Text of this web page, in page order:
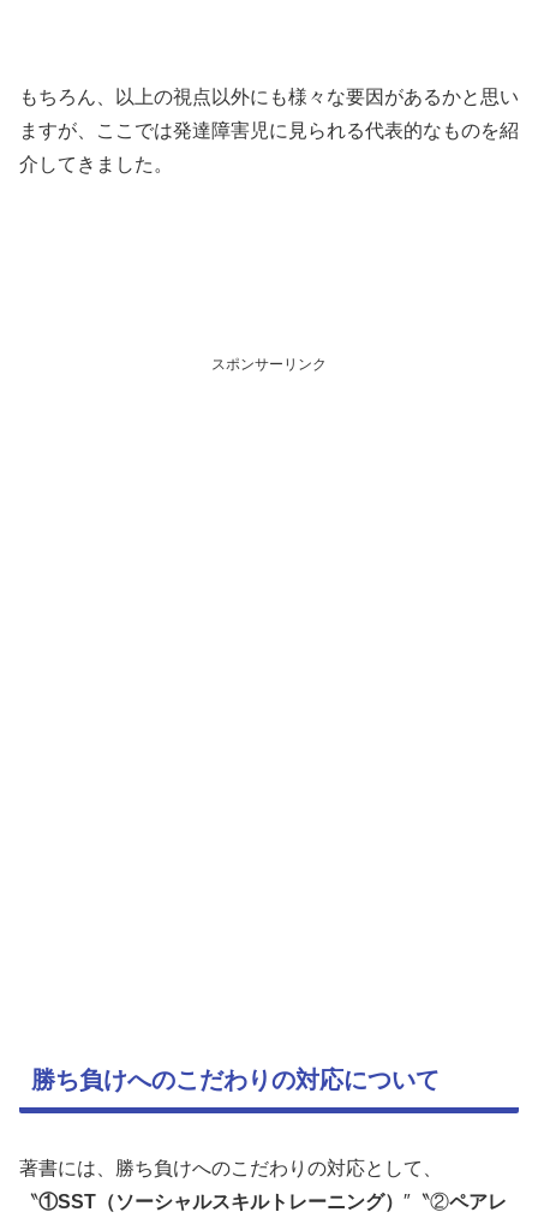
もちろん、以上の視点以外にも様々な要因があるかと思い
ますが、ここでは発達障害児に見られる代表的なものを紹
介してきました。
スポンサーリンク
勝ち負けへのこだわりの対応について
著書には、勝ち負けへのこだわりの対応として、
〝①SST（ソーシャルスキルトレーニング） ″〝②ペアレ